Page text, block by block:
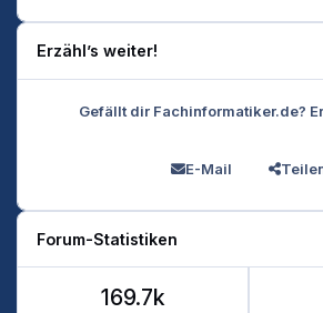
Erzähl’s weiter!
Gefällt dir Fachinformatiker.de?
E-Mail
Forum-Statistiken
169.7k